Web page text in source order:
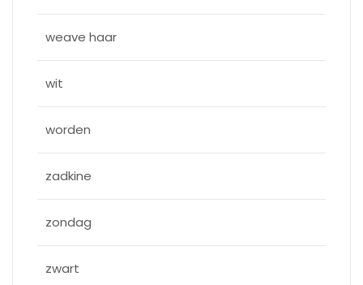
weave haar
wit
worden
zadkine
zondag
zwart